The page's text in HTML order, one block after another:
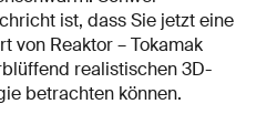
ist, dass Sie jetzt eine
von Reaktor – Tokamak
realistischen 3D-
betrachten können.